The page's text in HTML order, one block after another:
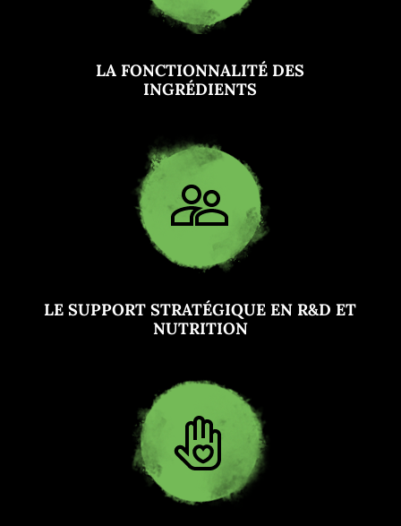
LA FONCTIONNALITÉ DES
INGRÉDIENTS
LE SUPPORT STRATÉGIQUE EN R&D ET
NUTRITION